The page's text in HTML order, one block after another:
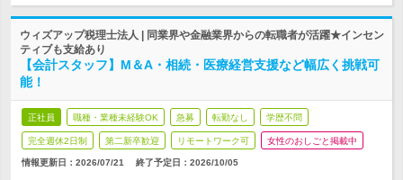
ウィズアップ税理士法人 | 同業界や金融業界からの転職者が活躍★インセン
ティブも支給あり
【会計スタッフ】M＆A・相続・医療経営支援など幅広く挑戦可
能！
正社員 職種・業種未経験OK 急募 転勤なし 学歴不問
完全週休2日制 第二新卒歓迎 リモートワーク可 女性のおしごと掲載中
情報更新日：2026/07/21 終了予定日： 2026/10/05